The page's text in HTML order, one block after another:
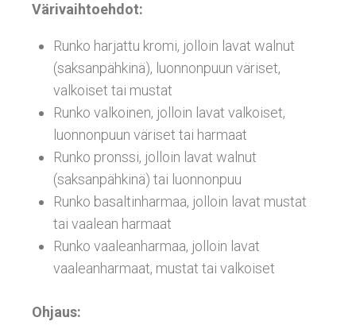
Värivaihtoehdot:
Runko harjattu kromi, jolloin lavat walnut
(saksanpähkinä), luonnonpuun väriset,
valkoiset tai mustat
Runko valkoinen, jolloin lavat valkoiset,
luonnonpuun väriset tai harmaat
Runko pronssi, jolloin lavat walnut
(saksanpähkinä) tai luonnonpuu
Runko basaltinharmaa, jolloin lavat mustat
tai vaalean harmaat
Runko vaaleanharmaa, jolloin lavat
vaaleanharmaat, mustat tai valkoiset
Ohjaus: